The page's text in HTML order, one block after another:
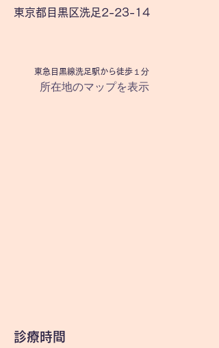
東京都目黒区洗足2-23-14
​東急目黒線洗足駅から徒歩１分
所在地のマップを表示
​診療時間